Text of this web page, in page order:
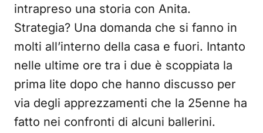
intrapreso una storia con Anita.
Strategia? Una domanda che si fanno in
molti all’interno della casa e fuori. Intanto
nelle ultime ore tra i due è scoppiata la
prima lite dopo che hanno discusso per
via degli apprezzamenti che la 25enne ha
fatto nei confronti di alcuni ballerini.